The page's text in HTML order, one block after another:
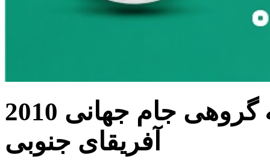
بازی ایتالیا و نیوزلند در مرحله گروهی جام جهانی 2010
آفریقای جنوبی